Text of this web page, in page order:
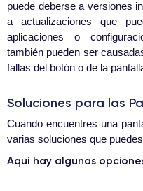
puede deberse a versiones
a actualizaciones que
aplicaciones o
también pueden ser
fallas del botón o de la
Soluciones para las
Cuando encuentres una
varias soluciones que
Aquí hay algunas